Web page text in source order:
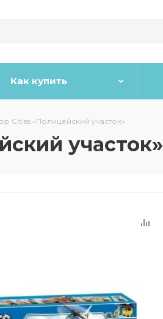
Как купить
Cities «Полицейский участок»
участок»